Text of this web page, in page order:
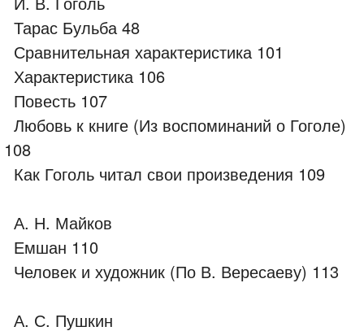
Тарас Бульба 48
Сравнительная характеристика 101
Характеристика 106
Повесть 107
Любовь к книге (Из воспоминаний о Гоголе)
108
Как Гоголь читал свои произведения 109
А. Н. Майков
Емшан 110
Человек и художник (По В. Вересаеву) 113
А. С. Пушкин